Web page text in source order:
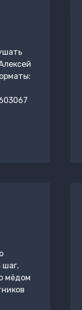
шаг,
мёдом